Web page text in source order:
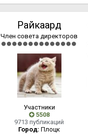
Райкаард
Член совета директоров
Участники
5508
9713 публикаций
Город: Плоцк